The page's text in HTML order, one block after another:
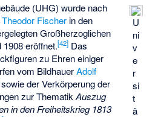
U
ni
v
e
r
si
t
ä
(UHG) wurde nach
Theodor Fischer in den
Großherzoglichen
1908 eröffnet.[42] Das
zu Ehren einiger
vom BildhauerAdolf
sowie der Verkörperung der
zur ThematikAuszug
in den Freiheitskrieg 1813